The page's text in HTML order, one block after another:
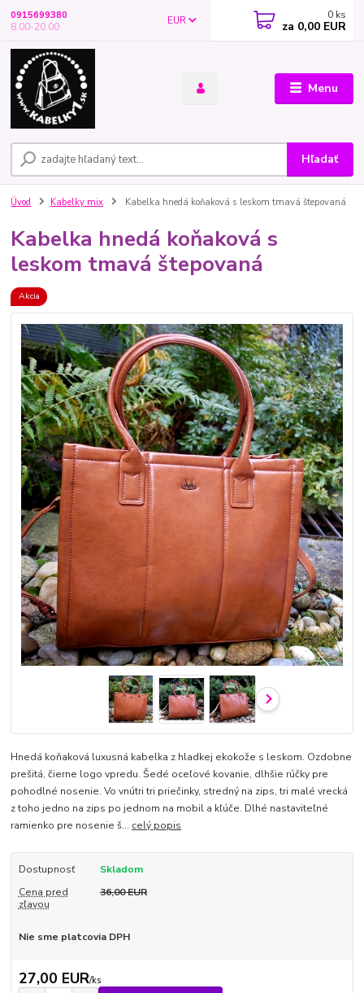
Menu
EUR
Hľadať
0915699380
8.00-20.00
0 ks
za 0,00 EUR
Úvod Kabelky mix Kabelka hnedá koňaková s leskom tmavá štepovaná
Kabelka hnedá koňaková s
leskom tmavá štepovaná
Akcia
Hnedá koňaková luxusná kabelka z hladkej ekokože s leskom. Ozdobne
prešitá, čierne logo vpredu. Šedé oceľové kovanie, dlhšie rúčky pre
pohodlné nosenie. Vo vnútri tri priečinky, stredný na zips, tri malé vrecká
z toho jedno na zips po jednom na mobil a kľúče. Dlhé nastaviteľné
ramienko pre nosenie š... celý popis
Dostupnosť
Skladom
Cena pred
zľavou
36,00 EUR
Nie sme platcovia DPH
27,00 EUR/ks